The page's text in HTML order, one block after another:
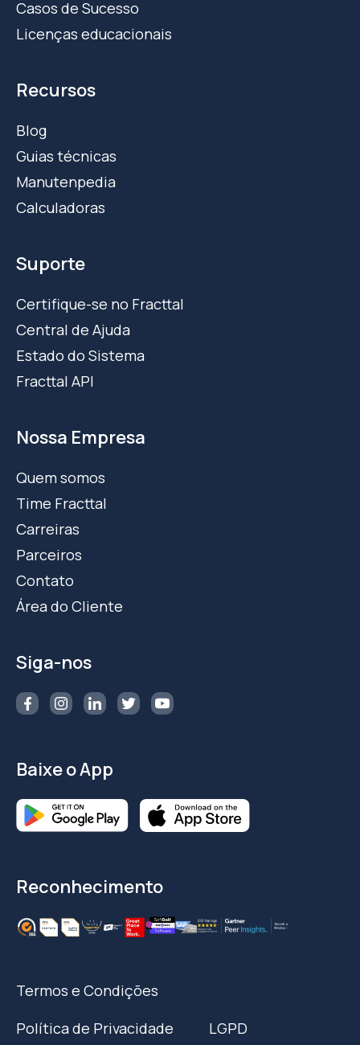
Casos de Sucesso
Licenças educacionais
Recursos
Blog
Guias técnicas
Manutenpedia
Calculadoras
Suporte
Certifique-se no Fracttal
Central de Ajuda
Estado do Sistema
Fracttal API
Nossa Empresa
Quem somos
Time Fracttal
Carreiras
Parceiros
Contato
Área do Cliente
Siga-nos
Baixe o App
Reconhecimento
Termos e Condições
Política de Privacidade
LGPD